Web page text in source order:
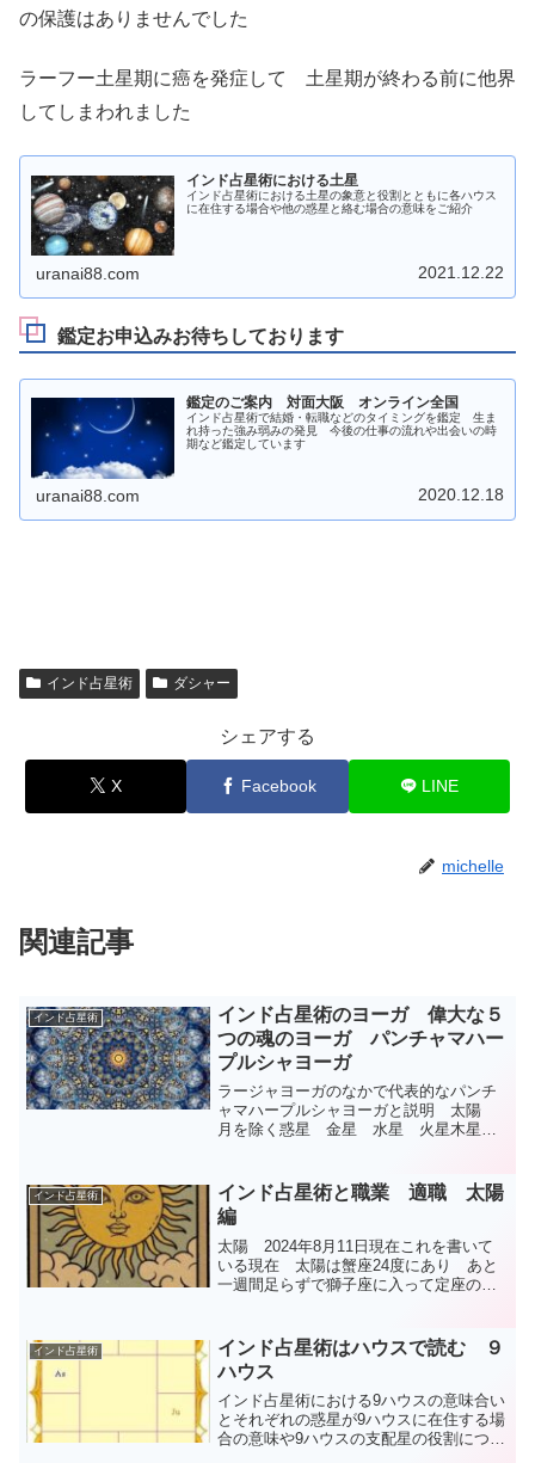
の保護はありませんでした
ラーフー土星期に癌を発症して 土星期が終わる前に他界
してしまわれました
インド占星術における土星
インド占星術における土星の象意と役割とともに各ハウス
に在住する場合や他の惑星と絡む場合の意味をご紹介
uranai88.com 2021.12.22
鑑定お申込みお待ちしております
鑑定のご案内 対面大阪 オンライン全国
インド占星術で結婚・転職などのタイミングを鑑定 生ま
れ持った強み弱みの発見 今後の仕事の流れや出会いの時
期など鑑定しています
uranai88.com 2020.12.18
インド占星術 ダシャー
シェアする
X Facebook LINE
michelle
関連記事
インド占星術
インド占星術のヨーガ 偉大な５
つの魂のヨーガ パンチャマハー
プルシャヨーガ
ラージャヨーガのなかで代表的なパンチ
ャマハープルシャヨーガと説明 太陽
月を除く惑星 金星 水星 火星木星
インド占星術
インド占星術と職業 適職 太陽
編
太陽 2024年8月11日現在これを書いて
いる現在 太陽は蟹座24度にあり あと
一週間足らずで獅子座に入って定座の強
った太陽は火星と土星という２つの凶星
の影響を受けるこ...
インド占星術
インド占星術はハウスで読む ９
ハウス
インド占星術における9ハウスの意味合い
とそれぞれの惑星が9ハウスに在住する場
合の意味や9ハウスの支配星の役割につい